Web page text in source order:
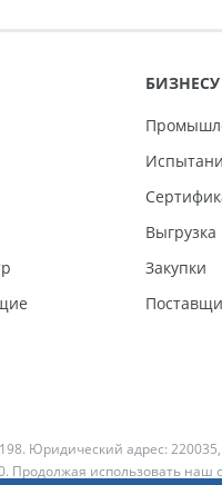
БИЗНЕСУ
Закупки
Юридический адрес:
Продолжая использовать наш